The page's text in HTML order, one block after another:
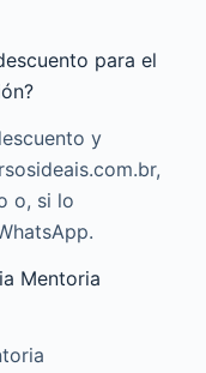
para el
y
o, si lo
Mentoria